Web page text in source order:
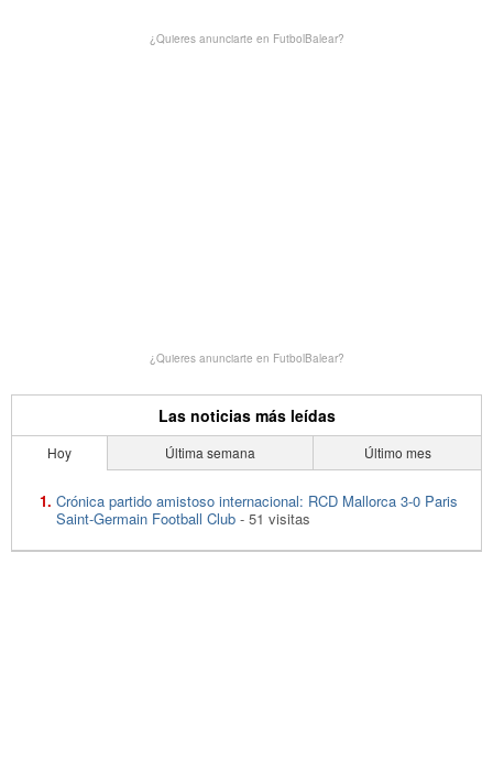
¿Quieres anunciarte en FutbolBalear?
¿Quieres anunciarte en FutbolBalear?
Las noticias más leídas
Hoy Última semana Último mes
Crónica partido amistoso internacional: RCD Mallorca 3-0 Paris
Saint-Germain Football Club - 51 visitas